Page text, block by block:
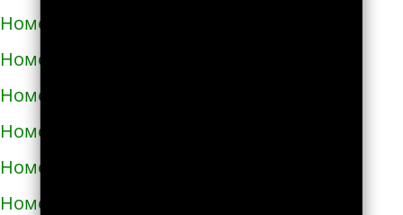
Номера телефонов такси в Здолбунове
Номера телефонов такси в Змиёве
Номера телефонов такси в Знаменке
Номера телефонов такси в Золотоноше
Номера телефонов такси в Золочеве
Номера телефонов такси в Иванкове